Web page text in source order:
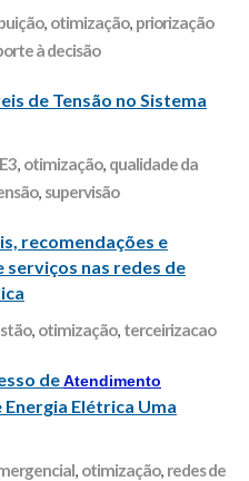
, otimização, priorização
à decisão
de Tensão no Sistema
, otimização, qualidade da
, supervisão
recomendações e
nas redes de
, otimização, terceirizacao
deAtendimento
Elétrica Uma
, otimização, redes de